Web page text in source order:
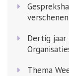
verschenen
Dertig jaar
Thema